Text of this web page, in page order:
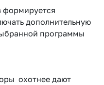
формируется
дополнительную
программы
охотнее дают